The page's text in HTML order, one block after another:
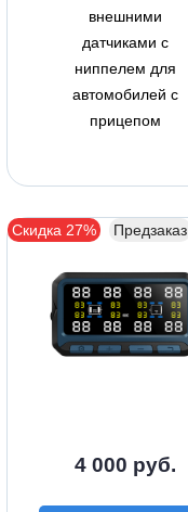
внешними
датчиками с
ниппелем для
автомобилей с
прицепом
Скидка 27% Предзаказ
4 000 руб.